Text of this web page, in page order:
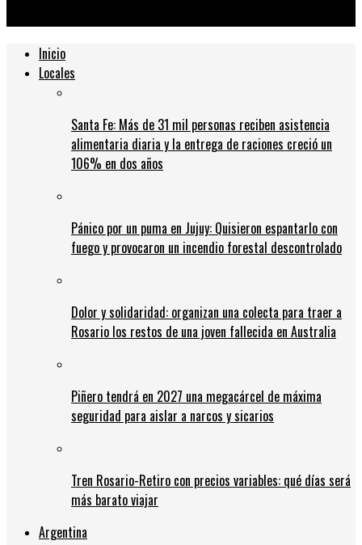
Inicio
Locales
Santa Fe: Más de 31 mil personas reciben asistencia
alimentaria diaria y la entrega de raciones creció un
106% en dos años
Pánico por un puma en Jujuy: Quisieron espantarlo con
fuego y provocaron un incendio forestal descontrolado
Dolor y solidaridad: organizan una colecta para traer a
Rosario los restos de una joven fallecida en Australia
Piñero tendrá en 2027 una megacárcel de máxima
seguridad para aislar a narcos y sicarios
Tren Rosario-Retiro con precios variables: qué días será
más barato viajar
Argentina